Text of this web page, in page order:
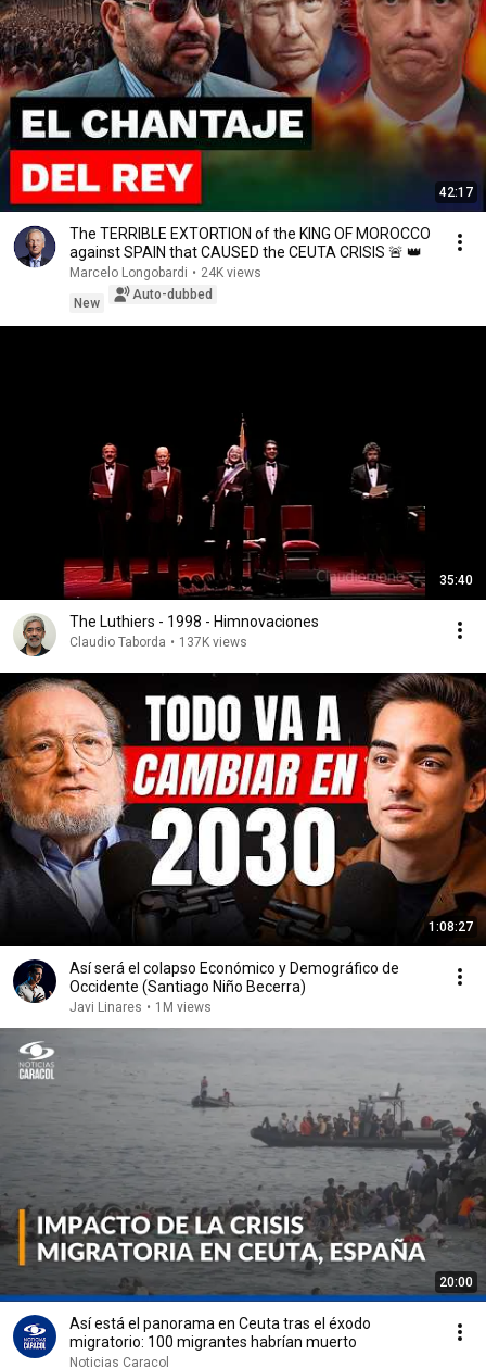
42:17
The TERRIBLE EXTORTION of the KING OF MOROCCO
against SPAIN that CAUSED the CEUTA CRISIS 🚨 👑
Marcelo Longobardi • 24K views
New
Auto-dubbed
35:40
The Luthiers - 1998 - Himnovaciones
Claudio Taborda • 137K views
1:08:27
Así será el colapso Económico y Demográfico de
Occidente (Santiago Niño Becerra)
Javi Linares • 1M views
20:00
Así está el panorama en Ceuta tras el éxodo
migratorio: 100 migrantes habrían muerto
Noticias Caracol